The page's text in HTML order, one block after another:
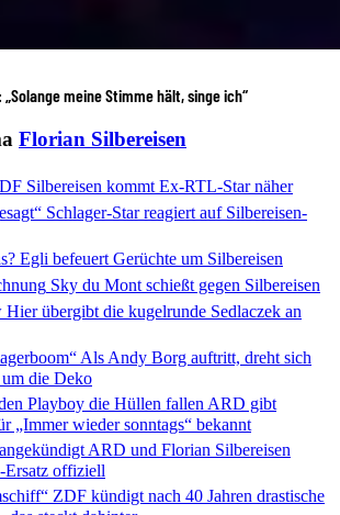
meine Stimme hält, singe ich“
Florian Silbereisen
Silbereisen kommt Ex-RTL-Star näher
Schlager-Star reagiert auf Silbereisen-
Egli befeuert Gerüchte um Silbereisen
Sky du Mont schießt gegen Silbereisen
Hier übergibt die kugelrunde Sedlaczek an
Als Andy Borg auftritt, dreht sich
die Deko
Playboy die Hüllen fallen ARD gibt
„Immer wieder sonntags“ bekannt
ARD und Florian Silbereisen
Ersatz offiziell
ZDF kündigt nach 40 Jahren drastische